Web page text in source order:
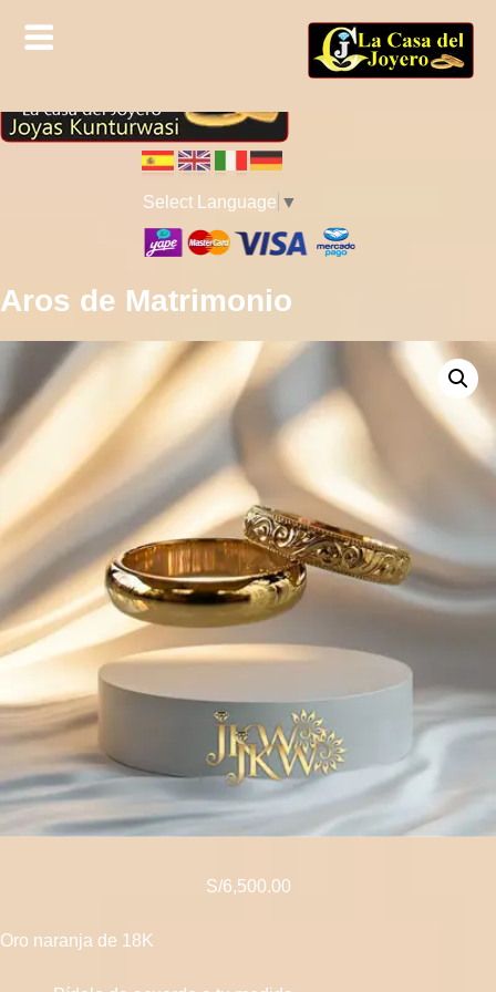
Select Language ▼
Aros de Matrimonio
S/6,500.00
Oro naranja de 18K